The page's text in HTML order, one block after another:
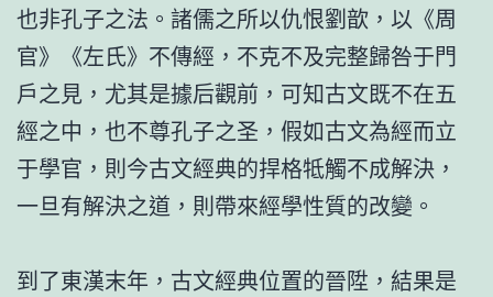
也非孔子之法。諸儒之所以仇恨劉歆，以《周
官》《左氏》不傳經，不克不及完整歸咎于門
戶之見，尤其是據后觀前，可知古文既不在五
經之中，也不尊孔子之圣，假如古文為經而立
于學官，則今古文經典的捍格牴觸不成解決，
一旦有解決之道，則帶來經學性質的改變。
到了東漢末年，古文經典位置的晉陞，結果是